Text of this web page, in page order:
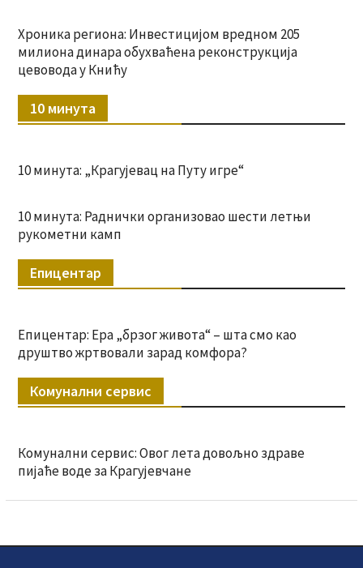
Хроника региона: Инвестицијом вредном 205
милиона динара обухваћена реконструкција
цевовода у Книћу
10 минута
10 минута: „Крагујевац на Путу игре“
10 минута: Раднички организовао шести летњи
рукометни камп
Епицентар
Епицентар: Ера „брзог живота“ – шта смо као
друштво жртвовали зарад комфора?
Комунални сервис
Комунални сервис: Овог лета довољно здраве
пијаће воде за Крагујевчане